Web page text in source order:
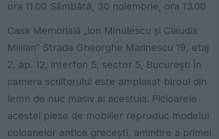
ora 11.00 Sâmbătă, 30 noiembrie, ora 13.00
Casa Memorială „Ion Minulescu și Claudia
Millian” Strada Gheorghe Marinescu 19, etaj
2, ap. 12, interfon 5, sector 5, București În
camera scriitorului este amplasat biroul din
lemn de nuc masiv al acestuia. Picioarele
acestei piese de mobilier reproduc modelul
coloanelor antice grecești, amintire a primei